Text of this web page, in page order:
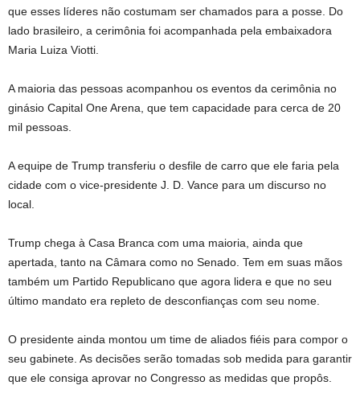
que esses líderes não costumam ser chamados para a posse. Do
lado brasileiro, a cerimônia foi acompanhada pela embaixadora
Maria Luiza Viotti.
A maioria das pessoas acompanhou os eventos da cerimônia no
ginásio Capital One Arena, que tem capacidade para cerca de 20
mil pessoas.
A equipe de Trump transferiu o desfile de carro que ele faria pela
cidade com o vice-presidente J. D. Vance para um discurso no
local.
Trump chega à Casa Branca com uma maioria, ainda que
apertada, tanto na Câmara como no Senado. Tem em suas mãos
também um Partido Republicano que agora lidera e que no seu
último mandato era repleto de desconfianças com seu nome.
O presidente ainda montou um time de aliados fiéis para compor o
seu gabinete. As decisões serão tomadas sob medida para garantir
que ele consiga aprovar no Congresso as medidas que propôs.